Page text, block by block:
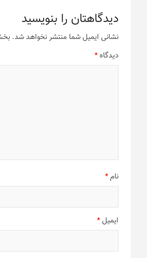
دیدگاهتان را بنویسید
نشانی ایمیل شما منتشر نخواهد شد.
دیدگاه*
نام*
ایمیل*